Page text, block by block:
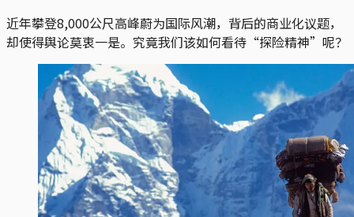
近年攀登8,000公尺高峰蔚为国际风潮，背后的商业化议题，
却使得舆论莫衷一是。究竟我们该如何看待“探险精神”呢？